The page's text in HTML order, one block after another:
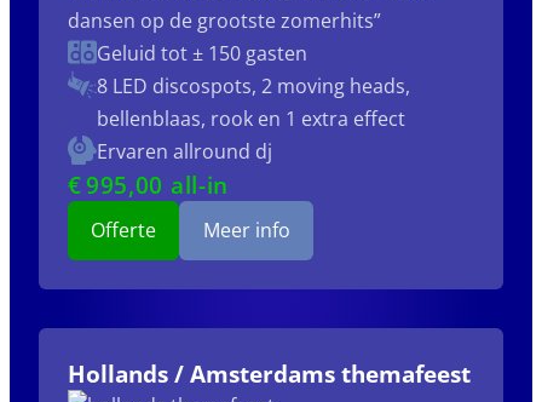
dansen op de grootste zomerhits”
Geluid tot ± 150 gasten
8 LED discospots, 2 moving heads,
bellenblaas, rook en 1 extra effect
Ervaren allround dj
€995,00 all-in
Offerte Meer info
Hollands / Amsterdams themafeest